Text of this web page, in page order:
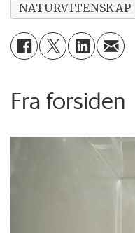
NATURVITENSKAP
Fra forsiden